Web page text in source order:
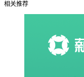
相关推荐